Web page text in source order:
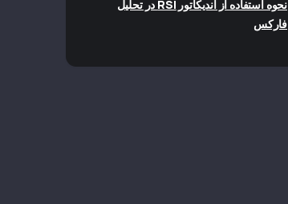
نحوه استفاده از اندیکاتور RSI در تحلیل
فارکس